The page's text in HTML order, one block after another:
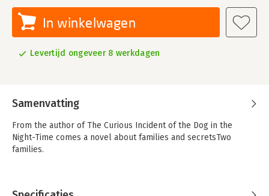
In winkelwagen
Levertijd ongeveer 8 werkdagen
Samenvatting
From the author of The Curious Incident of the Dog in the
Night-Time comes a novel about families and secretsTwo
families.